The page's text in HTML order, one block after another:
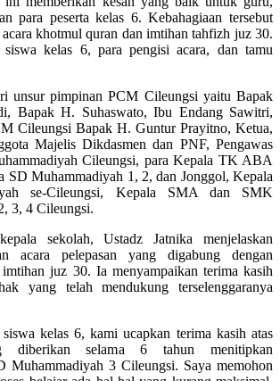
para peserta kelas 6. Kebahagiaan tersebut
acara khotmul quran dan imtihan tahfizh juz 30.
kelas 6, para pengisi acara, dan tamu
unsur pimpinan PCM Cileungsi yaitu Bapak
Bapak H. Suhaswato, Ibu Endang Sawitri,
Cileungsi Bapak H. Guntur Prayitno, Ketua,
Majelis Dikdasmen dan PNF, Pengawas
Cileungsi, para Kepala TK ABA
SD Muhammadiyah 1, 2, dan Jonggol, Kepala
se-Cileungsi, Kepala SMA dan SMK
3, 4 Cileungsi.
sekolah, Ustadz Jatnika menjelaskan
acara pelepasan yang digabung dengan
juz 30. Ia menyampaikan terima kasih
yang telah mendukung terselenggaranya
kelas 6, kami ucapkan terima kasih atas
diberikan selama 6 tahun menitipkan
Muhammadiyah 3 Cileungsi. Saya memohon